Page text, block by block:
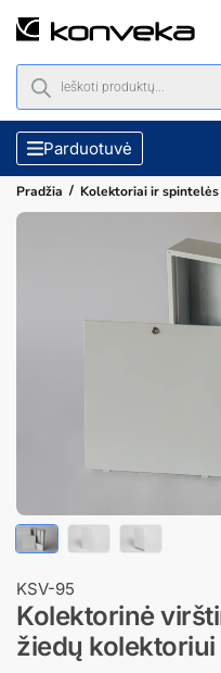
Parduotuvė
Pradžia / Kolektoriai ir spintelės
KSV-95
Kolektorinė
žiedų kolektoriui